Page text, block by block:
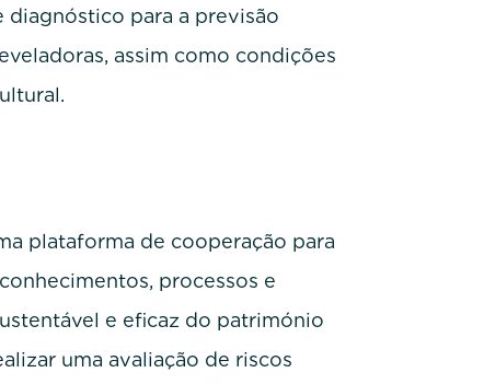
diagnóstico para a previsão
assim como condições
plataforma de cooperação para
processos e
e eficaz do património
uma avaliação de riscos